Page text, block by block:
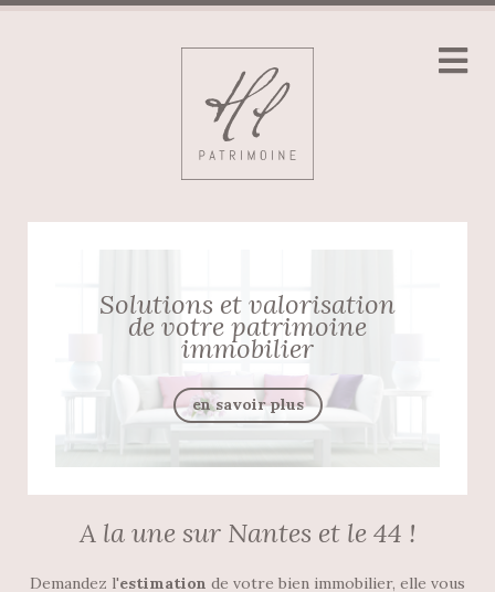
Solutions et valorisation
de votre patrimoine
immobilier
en savoir plus
A la une sur Nantes et le 44 !
Demandez l'estimation de votre bien immobilier, elle vous